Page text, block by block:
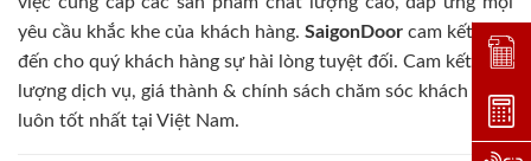
yêu cầu khắc khe của khách hàng. SaigonDoorcam kết đem
đến cho quý khách hàng sự hài lòng tuyệt đối. Cam kết chất
lượng dịch vụ, giá thành & chính sách chăm sóc khách hàng
luôn tốt nhất tại Việt Nam.
Đặt
Dự